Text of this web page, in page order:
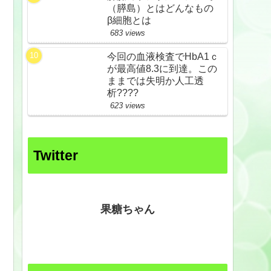
（膵島）とはどんなもの
β細胞とは
683 views
今回の血液検査でHbA1ｃ
が最高値8.3に到達。この
ままでは失明か人工透
析????
623 views
Twitter
果糖ちゃん